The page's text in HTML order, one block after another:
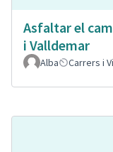
Asfaltar el
i Valldemar
Alba Carrers i